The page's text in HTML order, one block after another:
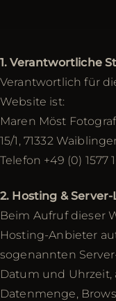
1. Verantwortliche
Verantwortlich für
Website ist:
Maren Möst
15/1, 71332
Telefon +49 (0) 1577
2. Hosting &
Beim Aufruf dieser
Hosting-Anbieter
sogenannten
Datum und Uhrzeit,
Datenmenge,